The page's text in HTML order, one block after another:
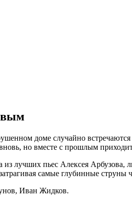
доме случайно
но вместе с прошлым
из лучших пьес Алексея
самые глубинные струны
Иван Жидков.